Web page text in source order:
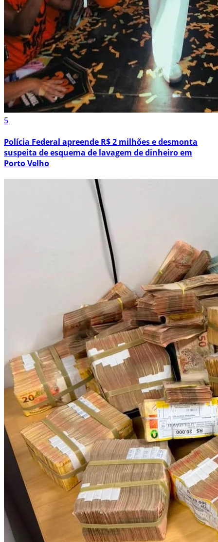
5
Polícia Federal apreende R$ 2 milhões e desmonta
suspeita de esquema de lavagem de dinheiro em
Porto Velho